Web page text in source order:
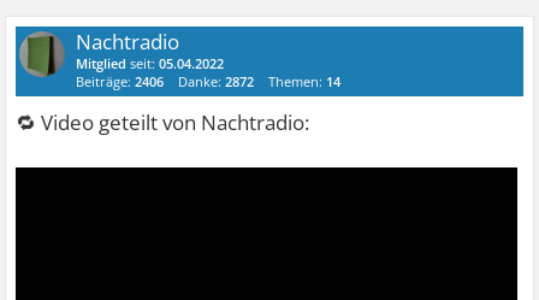
Nachtradio
Mitglied seit:05.04.2022
Beiträge:2406 Danke:2872 Themen: 14
🔁 Video geteilt von Nachtradio: